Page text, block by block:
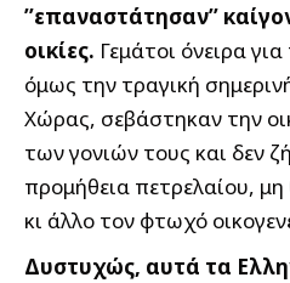
’’επαναστάτησαν’’
οικίες. Γεμάτοι όνειρα
όμως την τραγική
Χώρας, σεβάστηκαν την
των γονιών τους και δεν
προμήθεια πετρελαίου,
κι άλλο τον φτωχό
Δυστυχώς, αυτά τα